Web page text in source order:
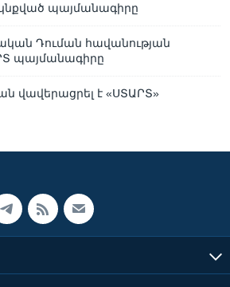
պայմանագիրը
Դուման հավանության
պայմանագիրը
վավերացրել է «ՍՏԱՐՏ»